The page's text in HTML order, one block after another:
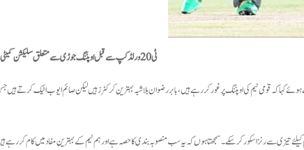
ٹی20 ورلڈکپ سے قبل اوپننگ جوڑی سے متعلق سلیکشن کمیٹی نے لب کشائی کردی۔
اسکواڈ کے اعلان کے بعد میڈیا سے گفتگو کرتے ہوئے کہا کہ قومی ٹیم کی اوپننگ پر غور کررہے ہیں، بابر رضوان بلاشبہ بہترین کرکٹرز ہیں لیکن صائم ایوب اٹیک
تیزی سے رنز اسکور کرسکے۔ سمجھتا ہوں کہ یہ سب منصوبہ بندی کا حصہ ہے اور ہم ٹیم کے بہترین مفاد میں کام کر رہے